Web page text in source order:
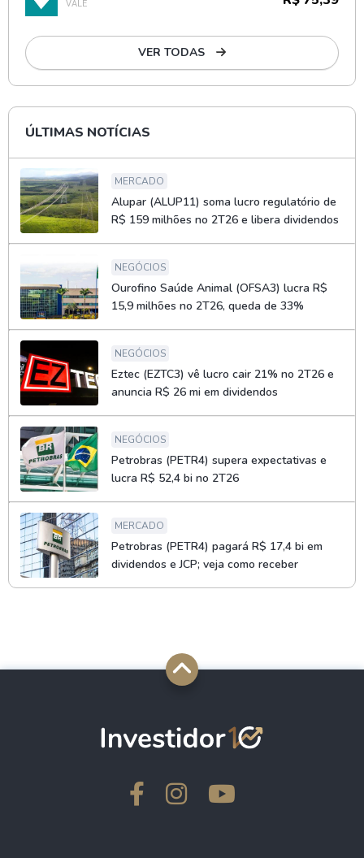
VALE
VER TODAS
ÚLTIMAS NOTÍCIAS
MERCADO
Alupar (ALUP11) soma lucro regulatório de
R$ 159 milhões no 2T26 e libera dividendos
NEGÓCIOS
Ourofino Saúde Animal (OFSA3) lucra R$
15,9 milhões no 2T26, queda de 33%
NEGÓCIOS
Eztec (EZTC3) vê lucro cair 21% no 2T26 e
anuncia R$ 26 mi em dividendos
NEGÓCIOS
Petrobras (PETR4) supera expectativas e
lucra R$ 52,4 bi no 2T26
MERCADO
Petrobras (PETR4) pagará R$ 17,4 bi em
dividendos e JCP; veja como receber